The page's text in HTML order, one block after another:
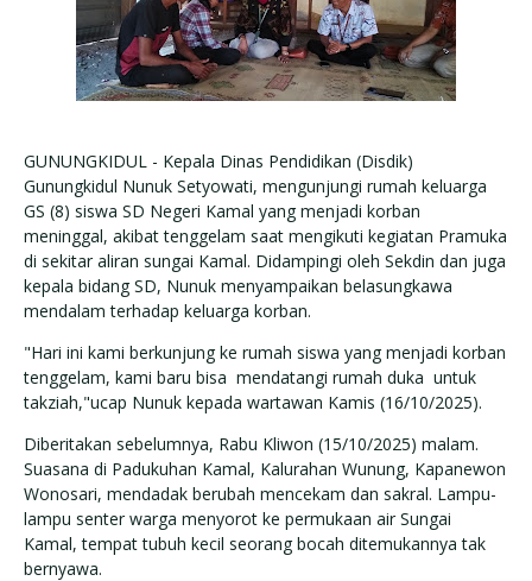
GUNUNGKIDUL - Kepala Dinas Pendidikan (Disdik)
Gunungkidul Nunuk Setyowati, mengunjungi rumah keluarga
GS (8) siswa SD Negeri Kamal yang menjadi korban
meninggal, akibat tenggelam saat mengikuti kegiatan Pramuka
di sekitar aliran sungai Kamal. Didampingi oleh Sekdin dan juga
kepala bidang SD, Nunuk menyampaikan belasungkawa
mendalam terhadap keluarga korban.
"Hari ini kami berkunjung ke rumah siswa yang menjadi korban
tenggelam, kami baru bisa mendatangi rumah duka untuk
takziah,"ucap Nunuk kepada wartawan Kamis (16/10/2025).
Diberitakan sebelumnya, Rabu Kliwon (15/10/2025) malam.
Suasana di Padukuhan Kamal, Kalurahan Wunung, Kapanewon
Wonosari, mendadak berubah mencekam dan sakral. Lampu-
lampu senter warga menyorot ke permukaan air Sungai
Kamal, tempat tubuh kecil seorang bocah ditemukannya tak
bernyawa.